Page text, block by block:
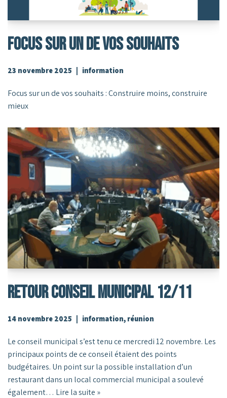
Focus Sur Un De Vos Souhaits
23 novembre 2025 information
Focus sur un de vos souhaits : Construire moins, construire
mieux
RETOUR CONSEIL MUNICIPAL 12/11
14 novembre 2025 information, réunion
Le conseil municipal s’est tenu ce mercredi 12 novembre. Les
principaux points de ce conseil étaient des points
budgétaires. Un point sur la possible installation d’un
restaurant dans un local commercial municipal a soulevé
également… Lire la suite »